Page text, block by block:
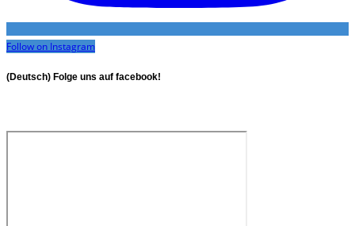
Follow on Instagram
(Deutsch) Folge uns auf facebook!